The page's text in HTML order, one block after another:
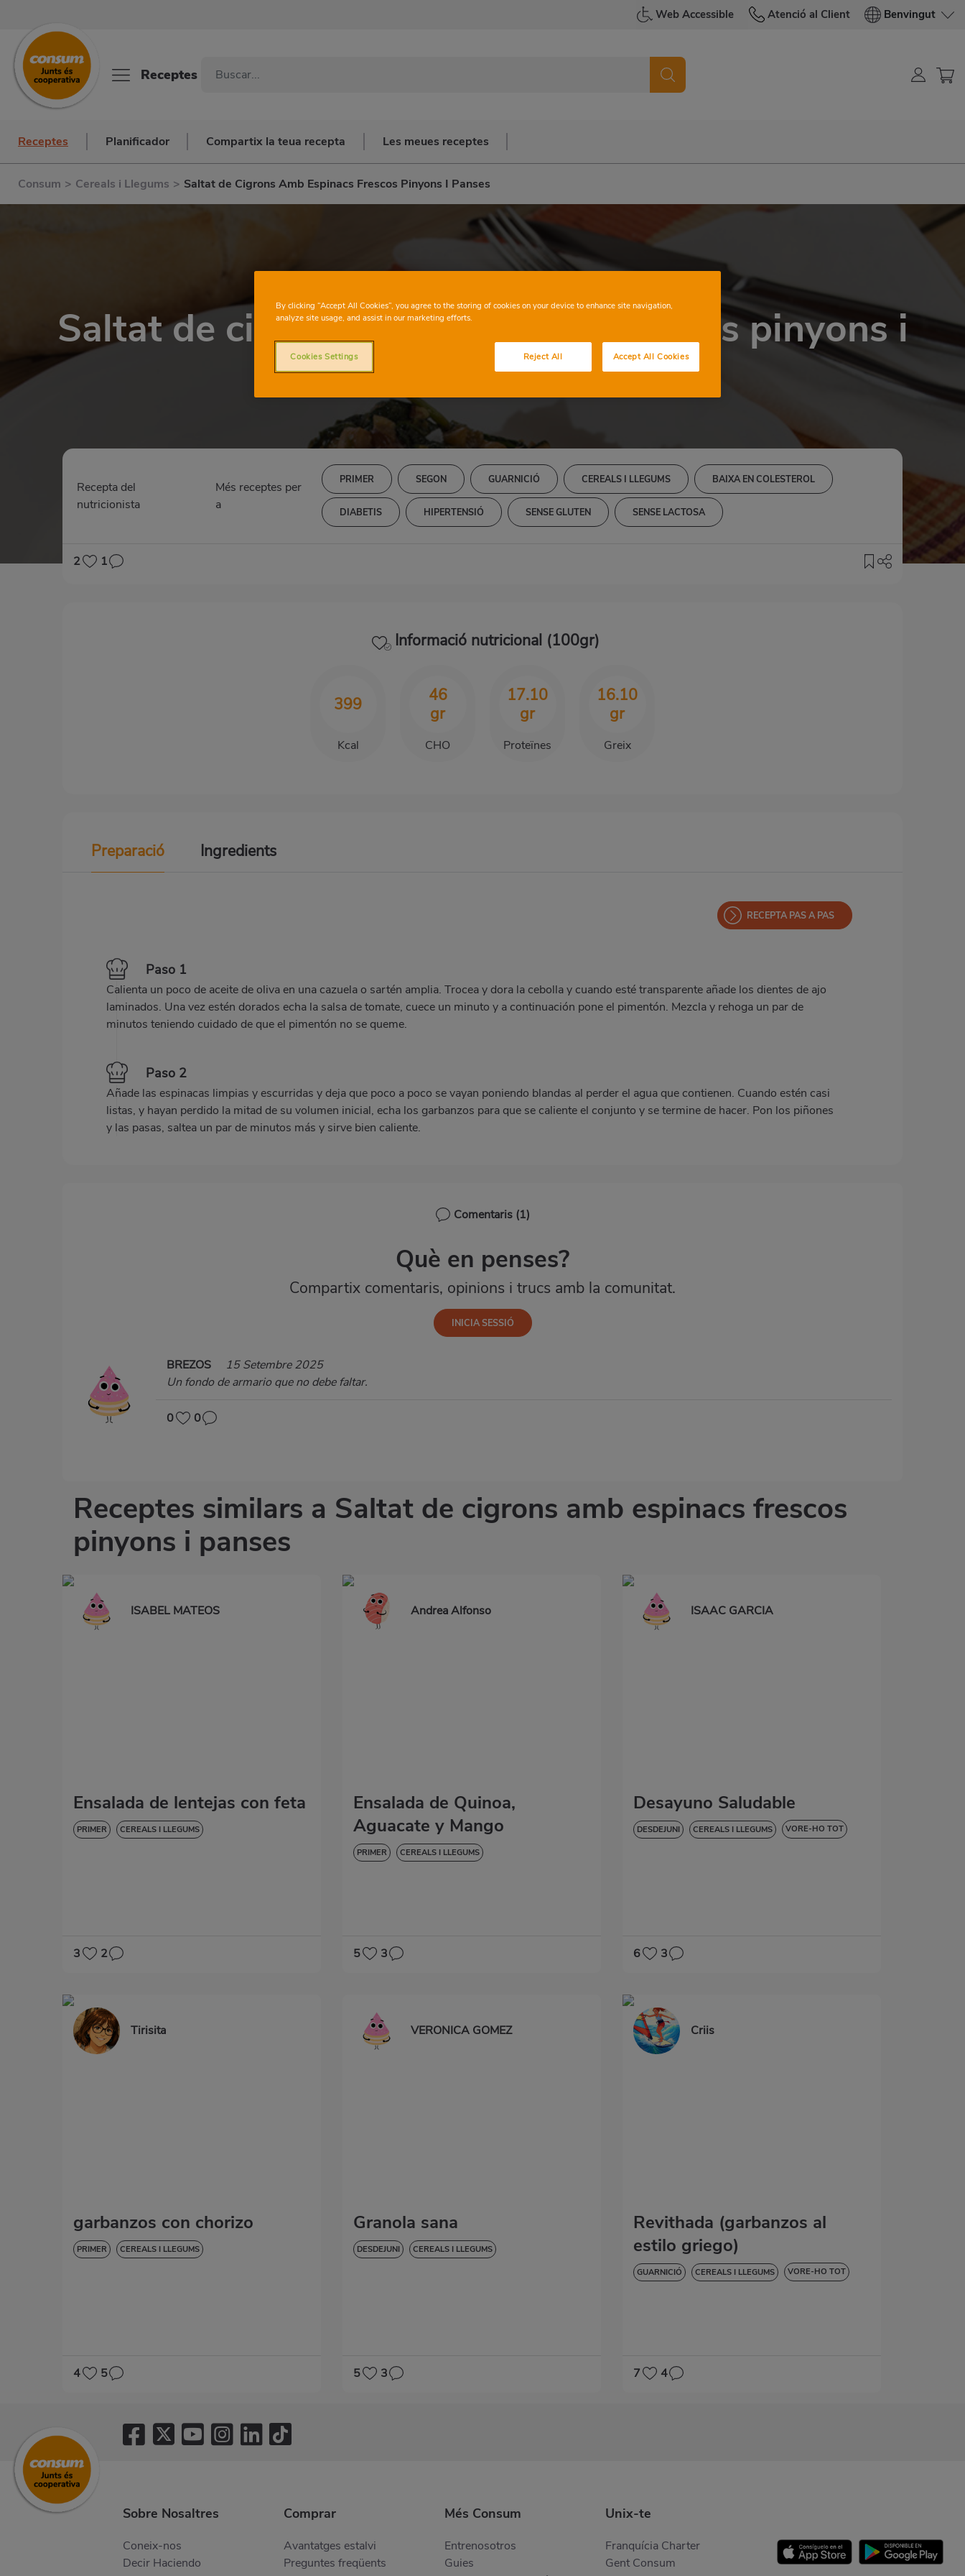
Web Accessible Atenció al Client Benvingut
Receptes
Receptes Planificador Compartix la teua recepta Les meues receptes
Consum > Cereals i Llegums > Saltat de Cigrons Amb Espinacs Frescos Pinyons I Panses
Saltat de cigrons amb espinacs frescos pinyons i
panses
Recepta del
nutricionista
Més receptes per
a
PRIMER SEGON GUARNICIÓ CEREALS I LLEGUMS BAIXA EN COLESTEROL
DIABETIS HIPERTENSIÓ SENSE GLUTEN SENSE LACTOSA
2 1
Informació nutricional (100gr)
399
Kcal
46
gr
CHO
17.10
gr
Proteïnes
16.10
gr
Greix
Preparació Ingredients
RECEPTA PAS A PAS
Paso 1
Calienta un poco de aceite de oliva en una cazuela o sartén amplia. Trocea y dora la cebolla y cuando esté transparente añade los dientes de ajo
laminados. Una vez estén dorados echa la salsa de tomate, cuece un minuto y a continuación pone el pimentón. Mezcla y rehoga un par de
minutos teniendo cuidado de que el pimentón no se queme.
Paso 2
Añade las espinacas limpias y escurridas y deja que poco a poco se vayan poniendo blandas al perder el agua que contienen. Cuando estén casi
listas, y hayan perdido la mitad de su volumen inicial, echa los garbanzos para que se caliente el conjunto y se termine de hacer. Pon los piñones
y las pasas, saltea un par de minutos más y sirve bien caliente.
Comentaris (1)
Què en penses?
Compartix comentaris, opinions i trucs amb la comunitat.
BREZOS
15 Setembre 2025
Un fondo de armario que no debe faltar.
0 0
Receptes similars a Saltat de cigrons amb espinacs frescos
pinyons i panses
ISABEL MATEOS
Ensalada de lentejas con feta
PRIMER CEREALS I LLEGUMS
3 2
Andrea Alfonso
Ensalada de Quinoa,
Aguacate y Mango
PRIMER CEREALS I LLEGUMS
5 3
ISAAC GARCIA
Desayuno Saludable
DESDEJUNI CEREALS I LLEGUMS VORE-HO TOT
6 3
Tirisita
garbanzos con chorizo
PRIMER CEREALS I LLEGUMS
4 5
VERONICA GOMEZ
Granola sana
DESDEJUNI CEREALS I LLEGUMS
5 3
Criis
Revithada (garbanzos al
estilo griego)
GUARNICIÓ CEREALS I LLEGUMS VORE-HO TOT
7 4
Sobre Nosaltres
Coneix-nos
Decir Haciendo
Comprar
Avantatges estalvi
Preguntes freqüents
Més Consum
Entrenosotros
Guies
Unix-te
Franquícia Charter
Gent Consum
By clicking “Accept All Cookies”, you agree to the storing of cookies on your device to enhance site navigation,
analyze site usage, and assist in our marketing efforts.
Reject All Accept All Cookies
Cookies Settings